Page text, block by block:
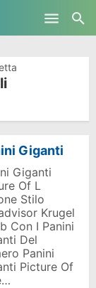
Giganti
Giganti
Of L
Stilo
Krugel
Con I Panini
Del
Panini
Picture Of